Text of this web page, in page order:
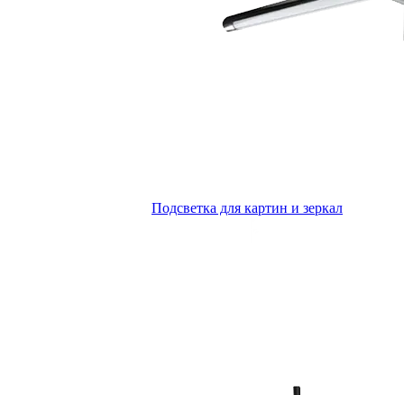
Подсветка для картин и зеркал